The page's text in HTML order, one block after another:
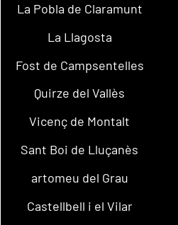
La Pobla de Claramunt
La Llagosta
Fost de Campsentelles
Quirze del Vallès
Vicenç de Montalt
Sant Boi de Lluçanès
artomeu del Grau
Castellbell i el Vilar